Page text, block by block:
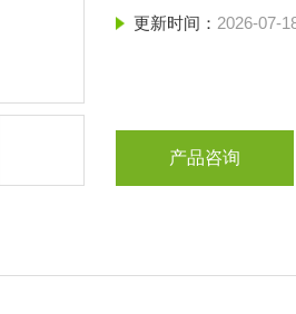
更新时间： 2026-07-
产品咨询